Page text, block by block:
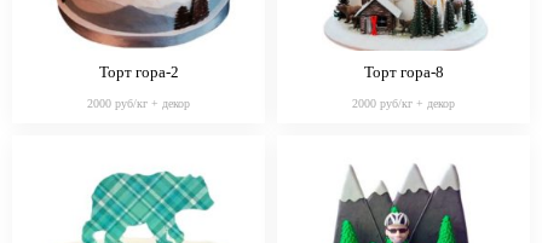
Торт гора-2
2000 руб/кг + декор
Торт гора-8
2000 руб/кг + декор